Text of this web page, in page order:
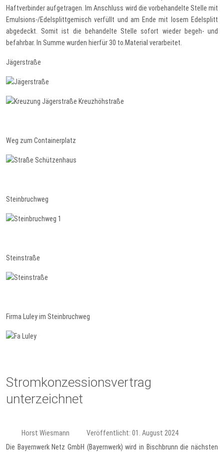
Haftverbinder aufgetragen. Im Anschluss wird die vorbehandelte Stelle mit
Emulsions-/Edelsplittgemisch verfüllt und am Ende mit losem Edelsplitt
abgedeckt. Somit ist die behandelte Stelle sofort wieder begeh- und
befahrbar. In Summe wurden hierfür 30 to.Material verarbeitet.
Jägerstraße
Weg zum Containerplatz
Steinbruchweg
Steinstraße
Firma Luley im Steinbruchweg
Stromkonzessionsvertrag
unterzeichnet
Horst Wiesmann Veröffentlicht: 01. August 2024
Die Bayernwerk Netz GmbH (Bayernwerk) wird in Bischbrunn die nächsten